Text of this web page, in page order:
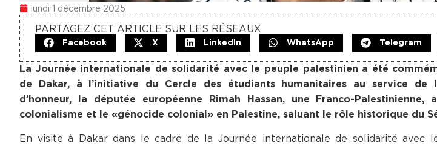
lundi 1 décembre 2025
PARTAGEZ CET ARTICLE SUR LES RÉSEAUX
Facebook X LinkedIn WhatsApp Telegram
La Journée internationale de solidarité avec le peuple palestinien a été
de Dakar, à l’initiative du Cercle des étudiants humanitaires au service de
d’honneur, la députée européenne Rimah Hassan, une Franco-
colonialisme et le «génocide colonial» en Palestine, saluant le rôle historique du
En visite à Dakar dans le cadre de la Journée internationale de solidarité avec